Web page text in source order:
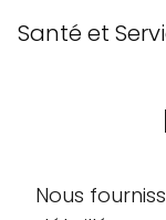
Santé et
Nous